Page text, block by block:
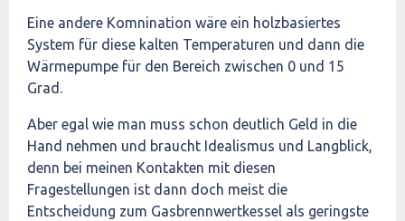
Eine andere Komnination wäre ein holzbasiertes
System für diese kalten Temperaturen und dann die
Wärmepumpe für den Bereich zwischen 0 und 15
Grad.
Aber egal wie man muss schon deutlich Geld in die
Hand nehmen und braucht Idealismus und Langblick,
denn bei meinen Kontakten mit diesen
Fragestellungen ist dann doch meist die
Entscheidung zum Gasbrennwertkessel als geringste